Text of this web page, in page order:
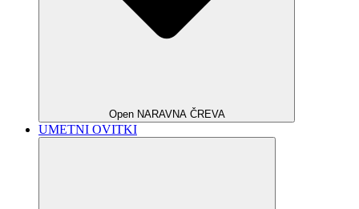
Open NARAVNA ČREVA
UMETNI OVITKI